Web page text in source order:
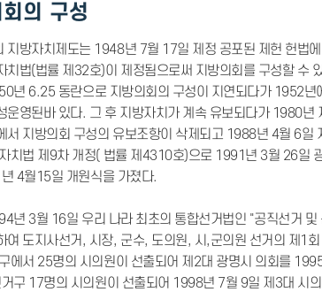
의 구성
지방자치제도는 1948년 7월 17일 제정 공포된 제헌 헌법
치법(법률 제32호)이 제정됨으로써 지방의회를 구성할 수
년 6.25 동란으로 지방의회의 구성이 지연되다가 1952
운영된바 있다. 그 후 지방자치가 계속 유보되다가 1980
서 지방의회 구성의 유보조항이 삭제되고 1988년 4월 6
치법 제9차 개정( 법률 제4310호)으로 1991년 3월 26일
4월15일 개원식을 가졌다.
년 3월 16일 우리 나라 최초의 통합선거법인 "공직선거
여 도지사선거, 시장, 군수, 도의원, 시,군의원 선거의 제1
에서 25명의 시의원이 선출되어 제2대 광명시 의회를
구 17명의 시의원이 선출되어 1998년 7월 9일 제3대 시